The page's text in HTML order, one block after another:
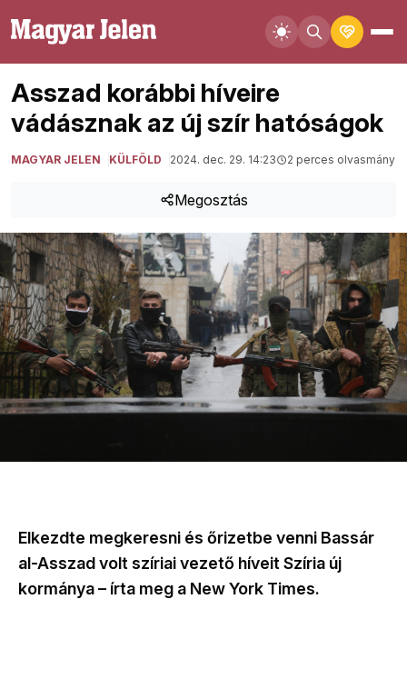
Asszad korábbi híveire
vádásznak az új szír hatóságok
MAGYAR JELEN KÜLFÖLD 2024. dec. 29. 14:23 2 perces olvasmány
Megosztás
Elkezdte megkeresni és őrizetbe venni Bassár
al-Asszad volt szíriai vezető híveit Szíria új
kormánya – írta meg a New York Times.